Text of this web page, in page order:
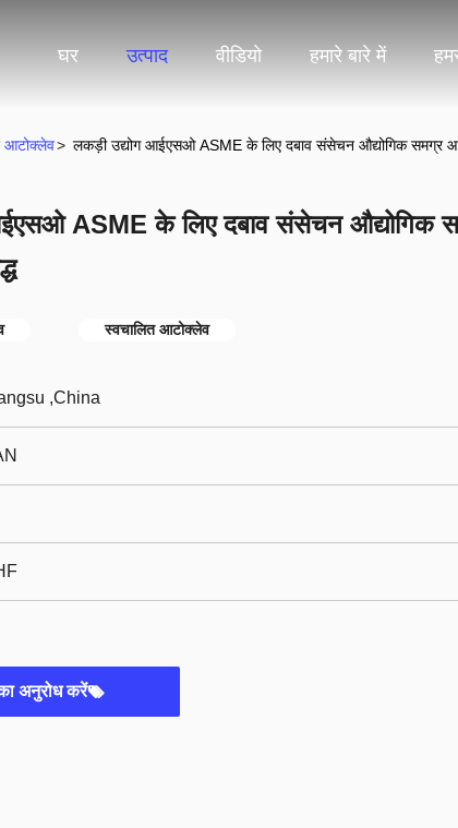
घर उत्पाद वीडियो हमारे बारे में
आटोक्लेव> लकड़ी उद्योग आईएसओ ASME के ​​लिए दबाव संसेचन औद्योगिक समग्र
ASME के ​​लिए दबाव संसेचन औद्योगिक
स्वचालित आटोक्लेव
,China
अनुरोध करें